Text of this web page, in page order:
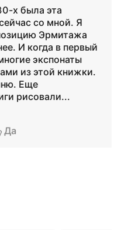
х была эта
со мной. Я
Эрмитажа
И когда в первый
экспонаты
из этой книжки.
Еще
рисовали...
Да